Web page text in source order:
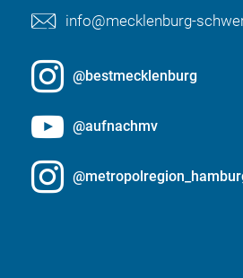
info@mecklenburg-
@bestmecklenburg
@aufnachmv